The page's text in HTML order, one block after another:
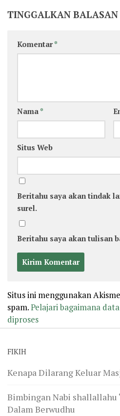
TINGGALKAN BALASAN
Komentar*
Nama *
Situs Web
Beritahu saya akan tindak
surel.
Beritahu saya akan tulisan
Situs ini menggunakan
spam.Pelajari bagaimana
diproses
FIKIH
Kenapa Dilarang Keluar
Bimbingan Nabi shallallahu
Dalam Berwudhu